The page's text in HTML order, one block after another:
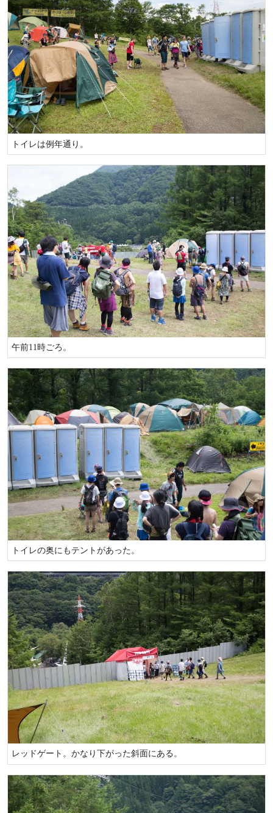
トイレは例年通り。
午前11時ごろ。
トイレの奥にもテントがあった。
レッドゲート。かなり下がった斜面にある。